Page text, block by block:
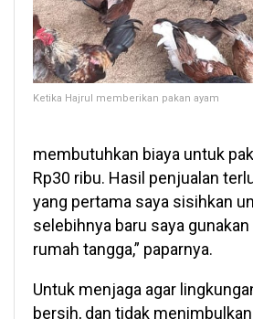
Ketika Hajrul memberikan pakan ayam
membutuhkan biaya untuk
Rp30 ribu. Hasil penjualan
yang pertama saya sisihkan
selebihnya baru saya
rumah tangga,” paparnya.
Untuk menjaga agar
bersih, dan tidak